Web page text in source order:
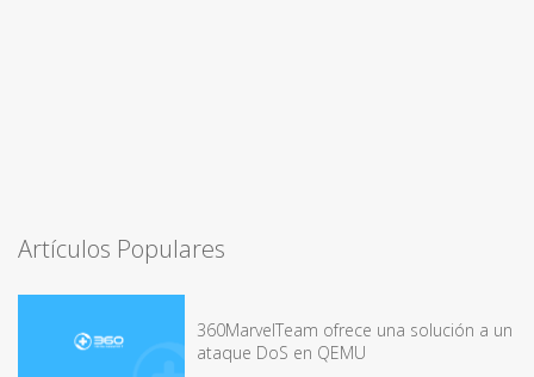
Artículos Populares
360MarvelTeam ofrece una solución a un
ataque DoS en QEMU